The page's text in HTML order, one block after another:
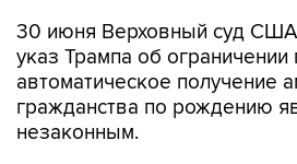
30 июня Верховный суд США
указ Трампа об ограничении
автоматическое получение
гражданства по рождению
незаконным.